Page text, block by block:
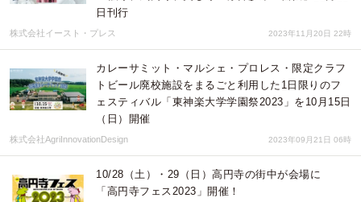
日刊行
株式会社イースト・プレス 2023年11月20日 22時
カレーサミット・マルシェ・プロレス・限定クラフ
トビール廃校施設をまるごと利用した1日限りのフ
ェスティバル「東神楽大学学園祭2023」を10月15日
（日）開催
株式会社AgriInnovationDesign 2023年09月21日 06時
10/28（土）・29（日）高円寺の街中が会場に
「高円寺フェス2023」開催！